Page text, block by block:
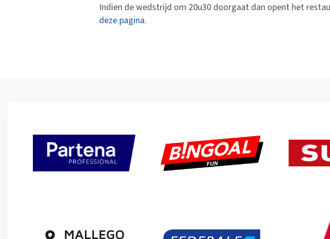
Indien de wedstrijd om 20u30 doorgaat dan opent het
deze pagina.